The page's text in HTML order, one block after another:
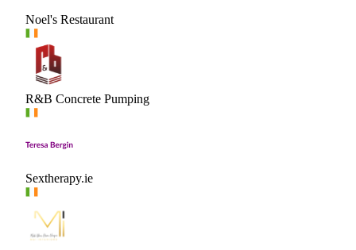
Noel's Restaurant
R&B Concrete Pumping
Sextherapy.ie